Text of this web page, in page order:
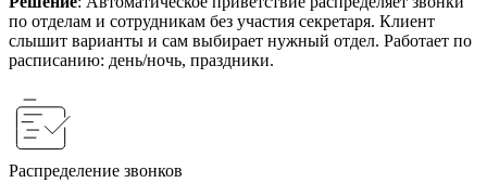
по отделам и сотрудникам без участия секретаря. Клиент
слышит варианты и сам выбирает нужный отдел. Работает по
расписанию: день/ночь, праздники.
Распределение звонков